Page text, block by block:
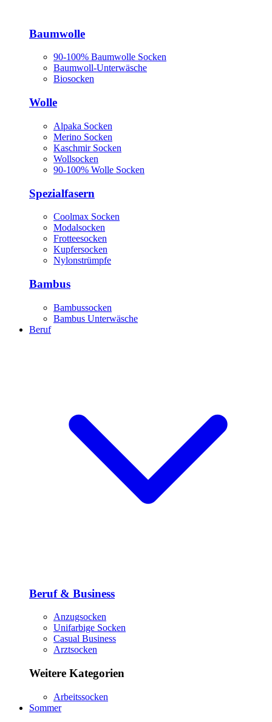
Baumwolle
90-100% Baumwolle Socken
Baumwoll-Unterwäsche
Biosocken
Wolle
Alpaka Socken
Merino Socken
Kaschmir Socken
Wollsocken
90-100% Wolle Socken
Spezialfasern
Coolmax Socken
Modalsocken
Frotteesocken
Kupfersocken
Nylonstrümpfe
Bambus
Bambussocken
Bambus Unterwäsche
Beruf
Beruf & Business
Anzugsocken
Unifarbige Socken
Casual Business
Arztsocken
Weitere Kategorien
Arbeitssocken
Sommer